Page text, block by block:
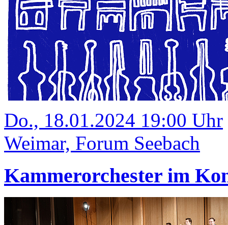
Do., 18.01.2024 19:00 Uhr
Weimar, Forum Seebach
Kammerorchester im